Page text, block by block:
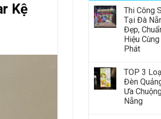
Kệ
Thi Công
Tại Đà
Đẹp,
Hiệu
Phát
TOP 3
Đèn
Ưa
Nẵng